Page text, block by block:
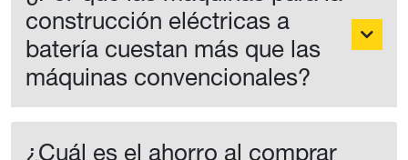
¿Por qué las máquinas para la
construcción eléctricas a
batería cuestan más que las
máquinas convencionales?